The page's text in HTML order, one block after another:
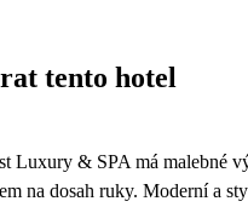
tento hotel
Luxury & SPA má malebné
na dosah ruky. Moderní a